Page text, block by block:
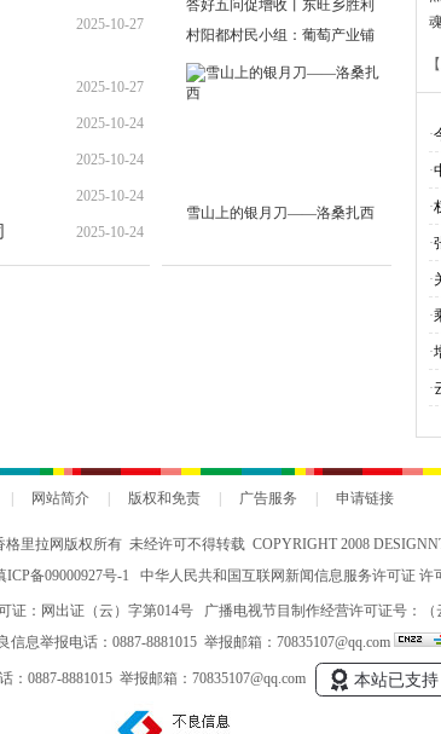
2025-10-27
2025-10-27
2025-10-27
·
·
·
·
·
·
·
·